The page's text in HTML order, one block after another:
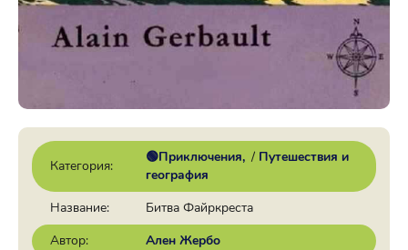
Категория:
🟢Приключения / Путешествия и
география
Название:
Битва Файркреста
Автор:
Ален Жербо